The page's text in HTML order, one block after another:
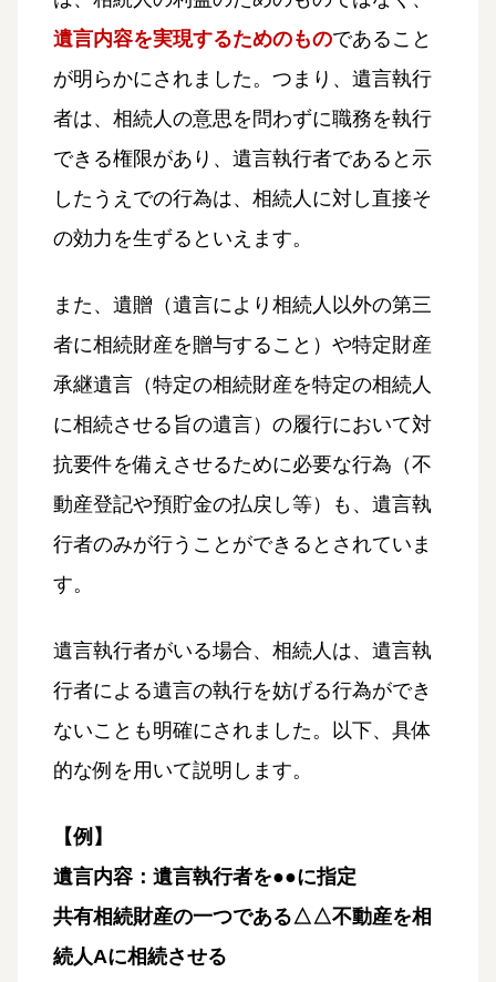
遺言内容を実現するためのものであること
が明らかにされました。つまり、遺言執行
者は、相続人の意思を問わずに職務を執行
できる権限があり、遺言執行者であると示
したうえでの行為は、相続人に対し直接そ
の効力を生ずるといえます。
また、遺贈（遺言により相続人以外の第三
者に相続財産を贈与すること）や特定財産
承継遺言（特定の相続財産を特定の相続人
に相続させる旨の遺言）の履行において対
抗要件を備えさせるために必要な行為（不
動産登記や預貯金の払戻し等）も、遺言執
行者のみが行うことができるとされていま
す。
遺言執行者がいる場合、相続人は、遺言執
行者による遺言の執行を妨げる行為ができ
ないことも明確にされました。以下、具体
的な例を用いて説明します。
【例】
遺言内容：遺言執行者を●●に指定
共有相続財産の一つである△△不動産を相
続人Aに相続させる